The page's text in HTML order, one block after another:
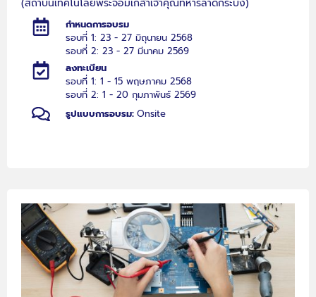
(สถาบันเทคโนโลยีพระจอมเกล้าเจ้าคุณทหารลาดกระบัง)
กำหนดการอบรม
รอบที่ 1: 23 - 27 มิถุนายน 2568
รอบที่ 2: 23 - 27 มีนาคม 2569
ลงทะเบียน
รอบที่ 1: 1 - 15 พฤษภาคม 2568
รอบที่ 2: 1 - 20 กุมภาพันธ์ 2569
รูปแบบการอบรม: Onsite